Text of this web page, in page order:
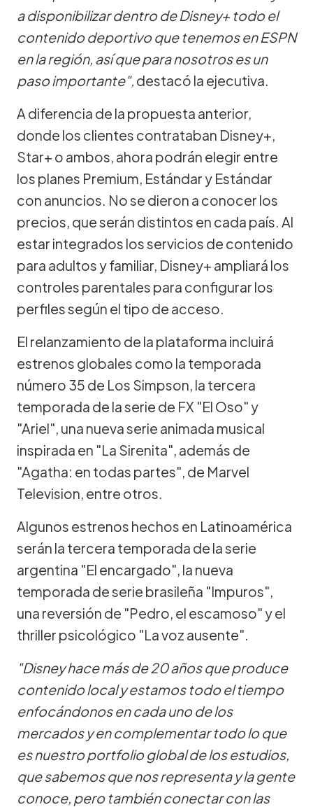
a disponibilizar dentro de Disney+ todo el
contenido deportivo que tenemos en ESPN
en la región, así que para nosotros es un
paso importante", destacó la ejecutiva.
A diferencia de la propuesta anterior,
donde los clientes contrataban Disney+,
Star+ o ambos, ahora podrán elegir entre
los planes Premium, Estándar y Estándar
con anuncios. No se dieron a conocer los
precios, que serán distintos en cada país. Al
estar integrados los servicios de contenido
para adultos y familiar, Disney+ ampliará los
controles parentales para configurar los
perfiles según el tipo de acceso.
El relanzamiento de la plataforma incluirá
estrenos globales como la temporada
número 35 de Los Simpson, la tercera
temporada de la serie de FX "El Oso" y
"Ariel", una nueva serie animada musical
inspirada en "La Sirenita", además de
"Agatha: en todas partes", de Marvel
Television, entre otros.
Algunos estrenos hechos en Latinoamérica
serán la tercera temporada de la serie
argentina "El encargado", la nueva
temporada de serie brasileña "Impuros",
una reversión de "Pedro, el escamoso" y el
thriller psicológico "La voz ausente".
"Disney hace más de 20 años que produce
contenido local y estamos todo el tiempo
enfocándonos en cada uno de los
mercados y en complementar todo lo que
es nuestro portfolio global de los estudios,
que sabemos que nos representa y la gente
conoce, pero también conectar con las